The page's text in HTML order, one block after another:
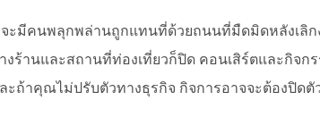
ะมีคนพลุกพล่านถูกแทนที่ด้วยถนนที่มืดมิดหลังเลิก
งร้านและสถานที่ท่องเที่ยวก็ปิด คอนเสิร์ตและกิจก
ะถ้าคุณไม่ปรับตัวทางธุรกิจ กิจการอาจจะต้องปิดตั